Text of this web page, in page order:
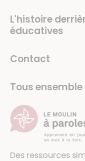
L'histoire
éducatives
Contact
Tous
Des ressources